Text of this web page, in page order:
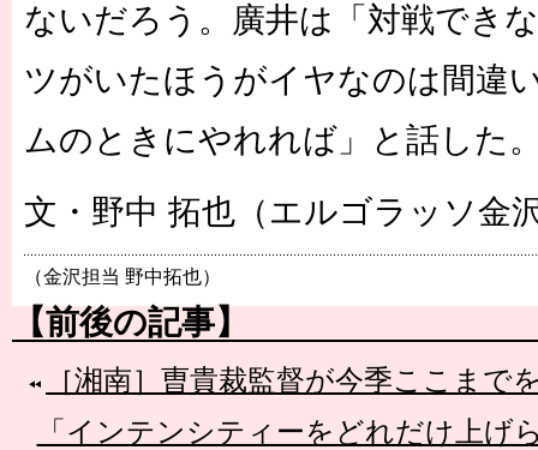
ないだろう。廣井は「対戦でき
ツがいたほうがイヤなのは間違
ムのときにやれれば」と話した
文・野中 拓也（エルゴラッソ金
（金沢担当 野中拓也）
【前後の記事】
［湘南］曺貴裁監督が今季ここまで
「インテンシティーをどれだけ上げ